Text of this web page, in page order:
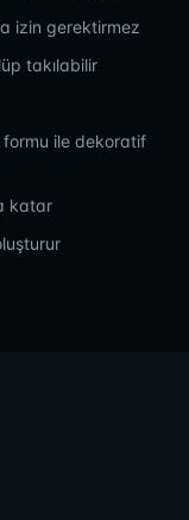
izin gerektirmez
takılabilir
ile dekoratif
katar